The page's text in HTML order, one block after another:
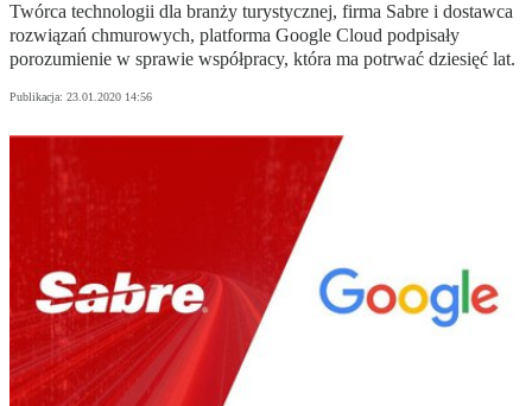
Twórca technologii dla branży turystycznej, firma Sabre i dostawca
rozwiązań chmurowych, platforma Google Cloud podpisały
porozumienie w sprawie współpracy, która ma potrwać dziesięć lat.
Publikacja: 23.01.2020 14:56